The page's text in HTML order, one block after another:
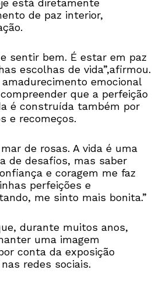
está diretamente
de paz interior,
sentir bem. É estar em paz
escolhas de vida”,afirmou.
emocional
que a perfeição
é construída também por
e recomeços.
de rosas. A vida é uma
de desafios, mas saber
e coragem me faz
perfeições e
me sinto mais bonita.”
durante muitos anos,
uma imagem
conta da exposição
redes sociais.